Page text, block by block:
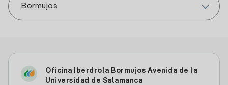
Oficina Iberdrola Bormujos Avenida de la
Universidad de Salamanca